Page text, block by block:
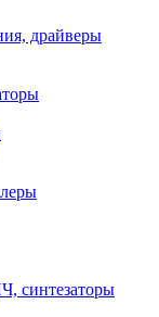
драйверы
синтезаторы